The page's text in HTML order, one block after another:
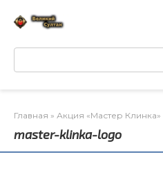
Поиск:
Главная » Акция «Мастер Клинка»
master-klinka-logo